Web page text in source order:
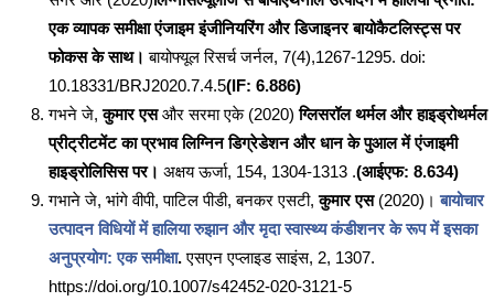
एक व्यापक समीक्षा एंजाइम इंजीनियरिंग और डिजाइनर बायोकैटलिस्ट्स पर
फोकस के साथ। बायोफ्यूल रिसर्च जर्नल, 7(4),1267-1295. doi:
10.18331/BRJ2020.7.4.5(IF: 6.886)
गभने जे,कुमार एसऔर सरमा एके (2020)ग्लिसरॉल थर्मल और हाइड्रोथर्मल
प्रीट्रीटमेंट का प्रभाव लिग्निन डिग्रेडेशन और धान के पुआल में एंजाइमी
हाइड्रोलिसिस पर। अक्षय ऊर्जा, 154, 1304-1313 .(आईएफ: 8.634)
गभाने जे, भांगे वीपी, पाटिल पीडी, बनकर एसटी,कुमार एस(2020)।बायोचार
उत्पादन विधियों में हालिया रुझान और मृदा स्वास्थ्य कंडीशनर के रूप में इसका
अनुप्रयोग: एक समीक्षा.एसएन एप्लाइड साइंस, 2, 1307.
https://doi.org/10.1007/s42452-020-3121-5